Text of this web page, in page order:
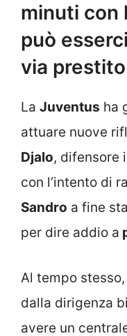
minuti con
può
via prestito
La Juventus ha
attuare nuove
Djalo, difensore
con l’intento di
Sandro a fine
per dire addio a
Al tempo
dalla dirigenza
avere un